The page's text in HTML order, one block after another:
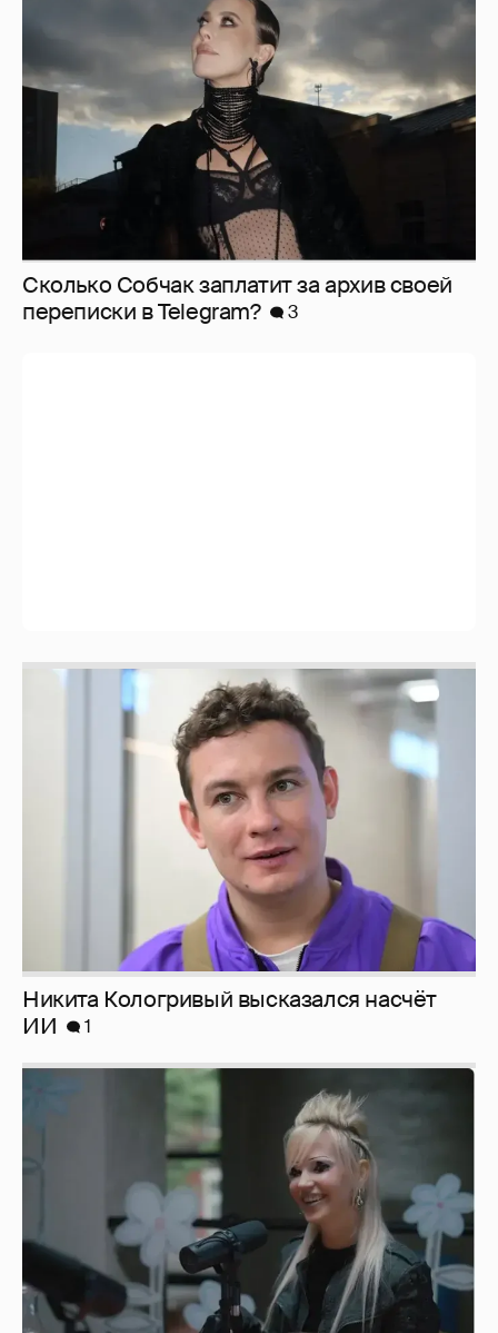
Сколько Собчак заплатит за архив своей
перeписки в Telegram?
3
Никита Кологривый высказался насчёт
Певица Глюкоза рассказала о съёмках для
эротического журнала
3